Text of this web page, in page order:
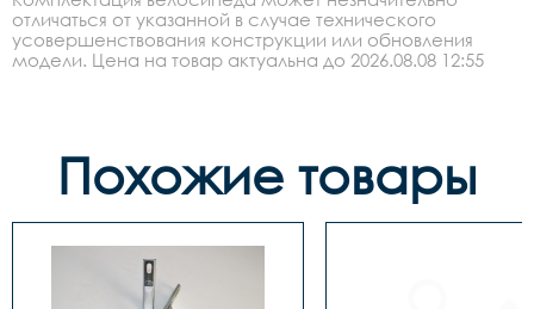
отличаться от указанной в случае технического
усовершенствования конструкции или обновления
модели. Цена на товар актуальна до 2026.08.08 12:55
Похожие товары